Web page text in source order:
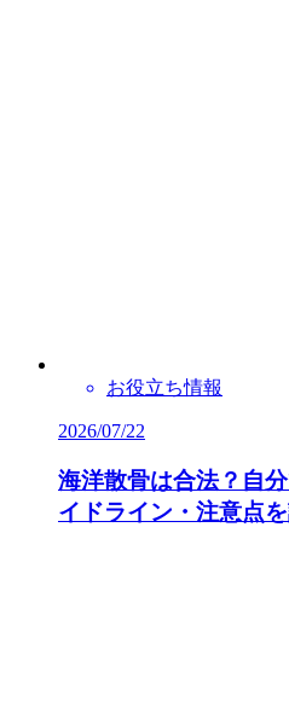
お役立ち情報
2026/07/22
海洋散骨は合法？自
イドライン・注意点